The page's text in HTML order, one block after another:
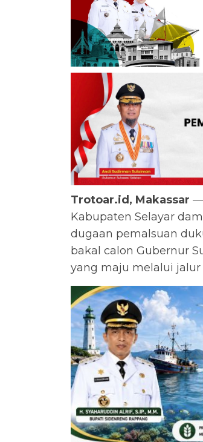
Trotoar.id, Makassar —
Kabupaten Selayar
dugaan pemalsuan
bakal calon Gubernur
yang maju melalui jalur